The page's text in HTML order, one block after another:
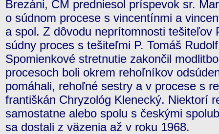
Brezáni, CM predniesol príspevok sr.
o súdnom procese s vincentínmi a
a spol. Z dôvodu neprítomnosti tešiteľov
súdny proces s tešiteľmi P. Tomáš
Spomienkové stretnutie zakončil
procesoch boli okrem rehoľníkov
pomáhali, rehoľné sestry a v procese s
františkán Chryzológ Klenecký. Niektorí
samostatne alebo spolu s českými
sa dostali z väzenia až v roku 1968.